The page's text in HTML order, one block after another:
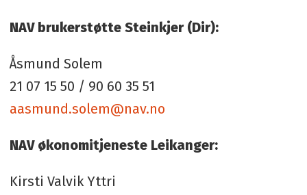
NAV brukerstøtte Steinkjer (Dir):
Åsmund Solem
21 07 15 50 / 90 60 35 51
aasmund.solem@nav.no
NAV økonomitjeneste Leikanger:
Kirsti Valvik Yttri